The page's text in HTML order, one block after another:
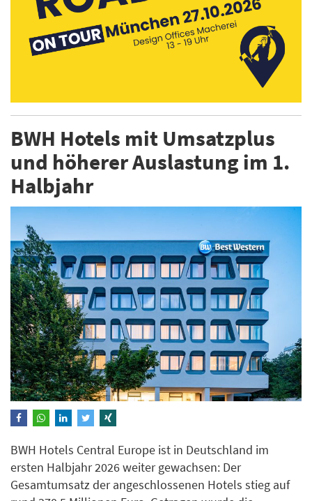
BWH Hotels mit Umsatzplus
und höherer Auslastung im 1.
Halbjahr
BWH Hotels Central Europe ist in Deutschland im
ersten Halbjahr 2026 weiter gewachsen: Der
Gesamtumsatz der angeschlossenen Hotels stieg auf